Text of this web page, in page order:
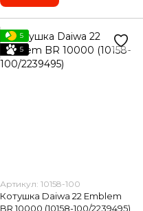
5
5
Артикул: 10158-100
Котушка Daiwa 22 Emblem
BR 10000 (10158-100/2239495)